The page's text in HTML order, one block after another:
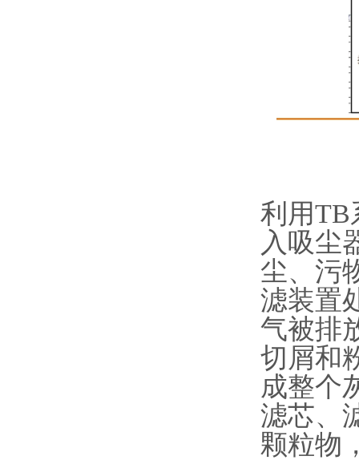
利用TB
入吸尘
尘、污
滤装置
气被排
切屑和
成整个
滤芯、
颗粒物